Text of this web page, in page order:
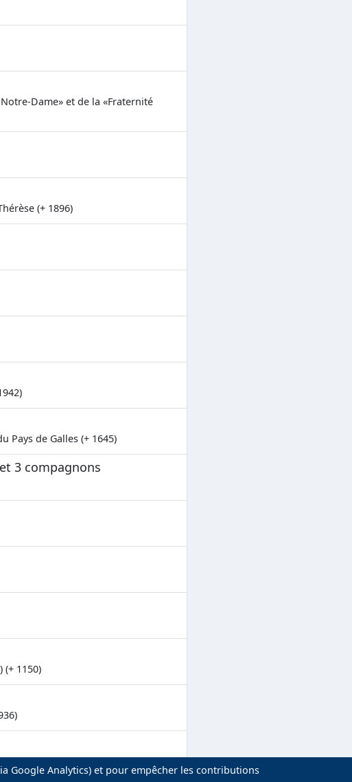
Dame» et de la «Fraternité
(+ 1896)
Pays de Galles (+ 1645)
3 compagnons
1150)
Google Analytics) et pour empêcher les contributions